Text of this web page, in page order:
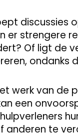
discussies
er strengere
Of ligt de
ondanks
werk van
een
anderen te